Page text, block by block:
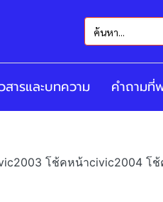
สารและบทความ คำถามที่
โช้คหน้าcivic2004 โ